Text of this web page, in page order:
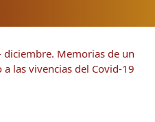
Memorias de un
las vivencias del Covid-19